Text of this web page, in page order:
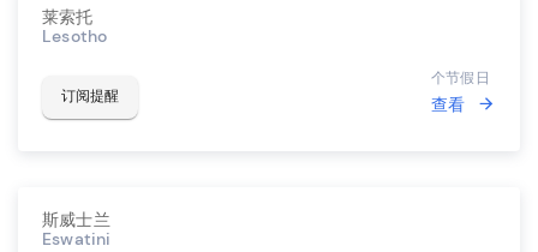
莱索托
Lesotho
订阅提醒
个节假日
查看
斯威士兰
Eswatini